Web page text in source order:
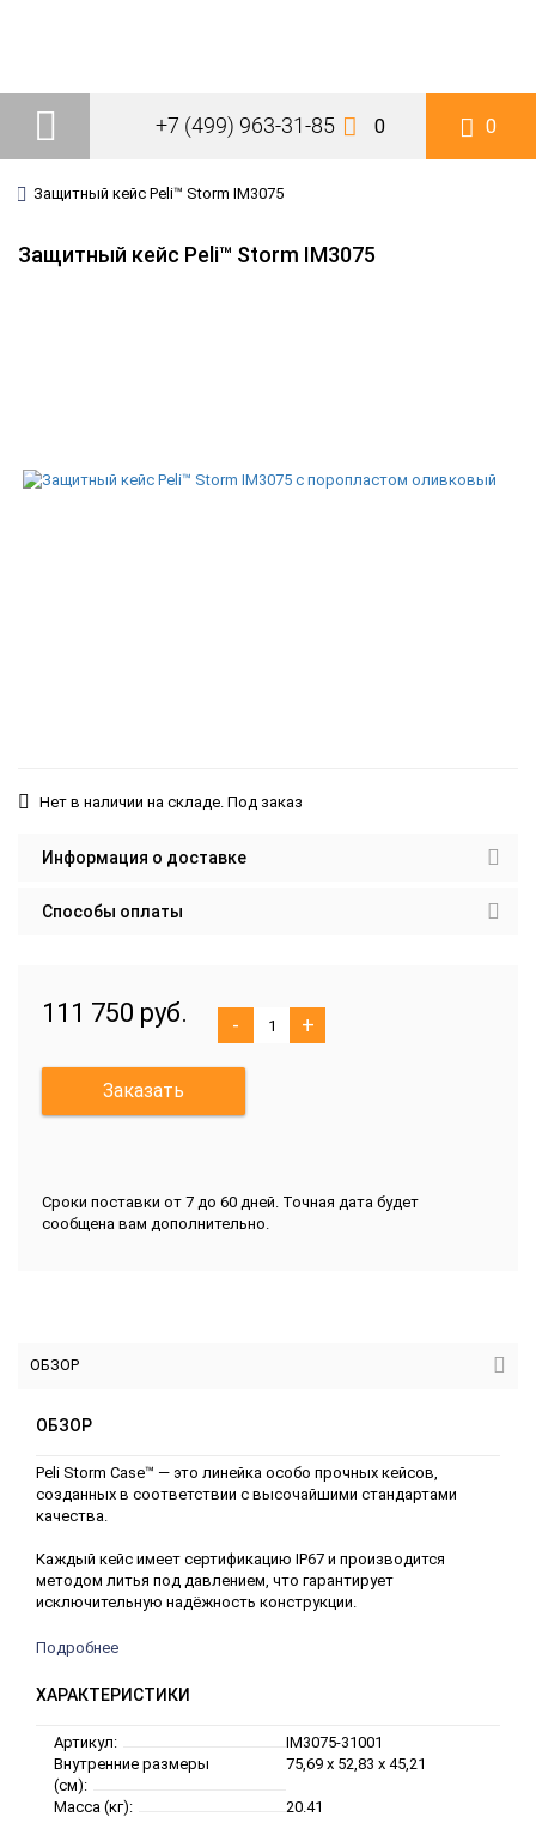
+7 (499) 963-31-85 0 0
Защитный кейс Peli™ Storm IM3075
Защитный кейс Peli™ Storm IM3075
Нет в наличии на складе. Под заказ
Информация о доставке
Способы оплаты
111 750 руб. - +
Заказать
Сроки поставки от 7 до 60 дней. Точная дата будет
сообщена вам дополнительно.
ОБЗОР
ОБЗОР
Peli Storm Case™ — это линейка особо прочных кейсов,
созданных в соответствии с высочайшими стандартами
качества.
Каждый кейс имеет сертификацию IP67 и производится
методом литья под давлением, что гарантирует
исключительную надёжность конструкции.
Подробнее
ХАРАКТЕРИСТИКИ
Артикул:
IM3075-31001
Внутренние размеры
(см):
75,69 x 52,83 x 45,21
Масса (кг): 20.41